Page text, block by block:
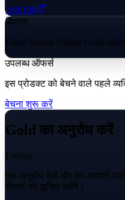
100/100
विवरण
Elder Scrolls Online Gold
उपलब्ध ऑफर्स
इस प्रोडक्ट को बेचने वाले पहले
बेचना शुरू करें
Gold का अनुरोध करें
Europe
एक अनुरोध भेजें और हम आपकी
सेलर्स को सूचित करेंगे।